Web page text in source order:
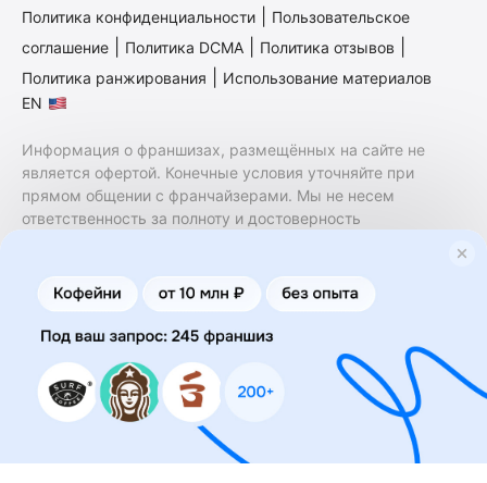
Политика конфиденциальности
Пользовательское
соглашение
Политика DCMA Политика отзывов
Политика ранжирования
Использование материалов
EN
Информация о франшизах, размещённых на сайте не
является офертой. Конечные условия уточняйте при
прямом общении с франчайзерами. Мы не несем
ответственность за полноту и достоверность
финансовые услуги. Заключение договоров
коммерческой концессии (франчайзинга) осуществляется
правообладателями/их представителями. Бизнесменс.ру
не является посредником или представителем
правообладателя и не несет ответственность за условия
предоставления франшизы и действия лиц,
осуществленные на основании информации, имеющейся
на сайте или полученной через него. За достоверность
предоставленной информации несет ответственность